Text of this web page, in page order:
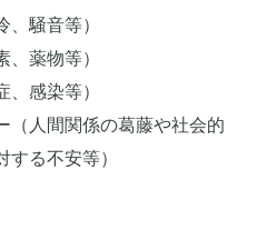
騒音等）
薬物等）
感染等）
（人間関係の葛藤や社会的
る不安等）